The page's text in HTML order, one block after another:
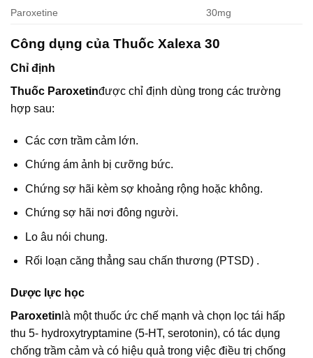
Paroxetine 30mg
Công dụng của Thuốc Xalexa 30
Chỉ định
Thuốc Paroxetinđược chỉ định dùng trong các trường
hợp sau:
Các cơn trầm cảm lớn.
Chứng ám ảnh bị cưỡng bức.
Chứng sợ hãi kèm sợ khoảng rộng hoặc không.
Chứng sợ hãi nơi đông người.
Lo âu nói chung.
Rối loạn căng thẳng sau chấn thương (PTSD) .
Dược lực học
Paroxetin là một thuốc ức chế mạnh và chọn lọc tái hấp
thu 5- hydroxytryptamine (5-HT, serotonin), có tác dụng
chống trầm cảm và có hiệu quả trong việc điều trị chống